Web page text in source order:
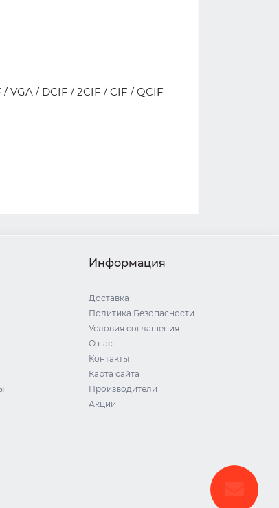
VGA / DCIF / 2CIF / CIF / QCIF
Информация
Доставка
Политика Безопасности
Условия соглашения
О нас
Контакты
Карта сайта
Производители
Акции